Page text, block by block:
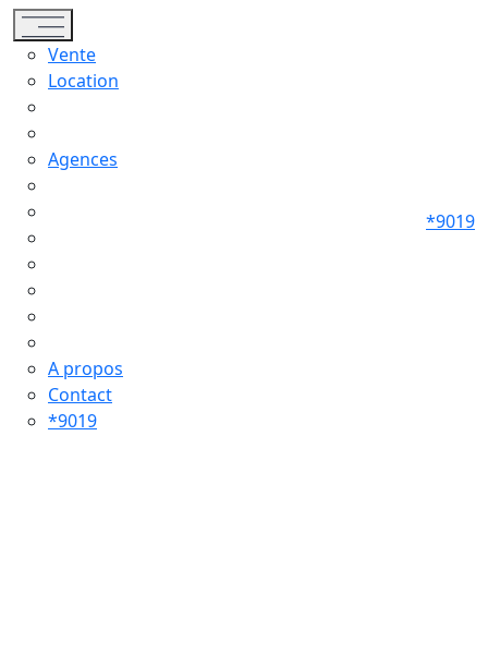
Toggle navigation
Vente
Location
Agences
A propos
Contact
*9019
*9019